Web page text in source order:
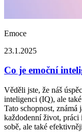
Emoce
23.1.2025
Co je emoční
Věděli jste, že náš
inteligenci (IQ), ale
Tato schopnost,
každodenní život, práci
sobě, ale také